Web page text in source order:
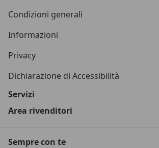
Condizioni generali
Informazioni
Privacy
Dichiarazione di Accessibilità
Servizi
Area rivenditori
Sempre con te